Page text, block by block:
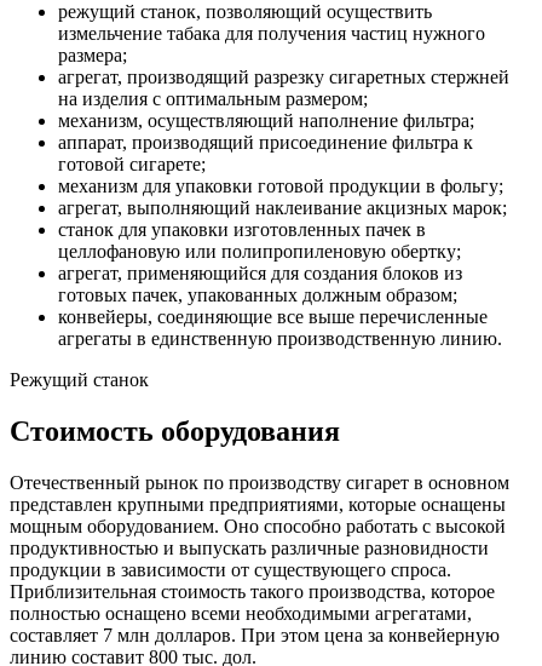
режущий станок, позволяющий осуществить
измельчение табака для получения частиц нужного
размера;
агрегат, производящий разрезку сигаретных стержней
на изделия с оптимальным размером;
механизм, осуществляющий наполнение фильтра;
аппарат, производящий присоединение фильтра к
готовой сигарете;
механизм для упаковки готовой продукции в фольгу;
агрегат, выполняющий наклеивание акцизных марок;
станок для упаковки изготовленных пачек в
целлофановую или полипропиленовую обертку;
агрегат, применяющийся для создания блоков из
готовых пачек, упакованных должным образом;
конвейеры, соединяющие все выше перечисленные
агрегаты в единственную производственную линию.
Режущий станок
Стоимость оборудования
Отечественный рынок по производству сигарет в основном
представлен крупными предприятиями, которые оснащены
мощным оборудованием. Оно способно работать с высокой
продуктивностью и выпускать различные разновидности
продукции в зависимости от существующего спроса.
Приблизительная стоимость такого производства, которое
полностью оснащено всеми необходимыми агрегатами,
составляет 7 млн долларов. При этом цена за конвейерную
линию составит 800 тыс. дол.